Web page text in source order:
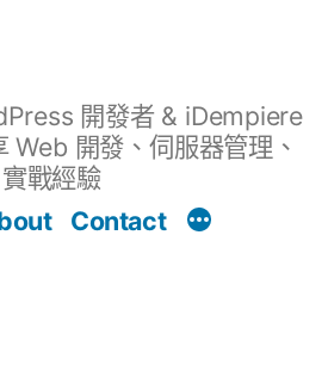
開發者 & iDempiere
開發、伺服器管理、
戰經驗
Contact